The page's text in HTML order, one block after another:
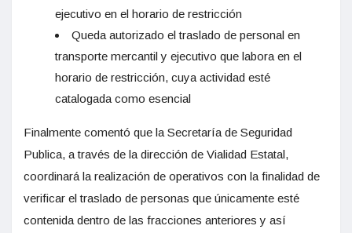
ejecutivo en el horario de restricción
Queda autorizado el traslado de personal en
transporte mercantil y ejecutivo que labora en el
horario de restricción, cuya actividad esté
catalogada como esencial
Finalmente comentó que la Secretaría de Seguridad
Publica, a través de la dirección de Vialidad Estatal,
coordinará la realización de operativos con la finalidad de
verificar el traslado de personas que únicamente esté
contenida dentro de las fracciones anteriores y así